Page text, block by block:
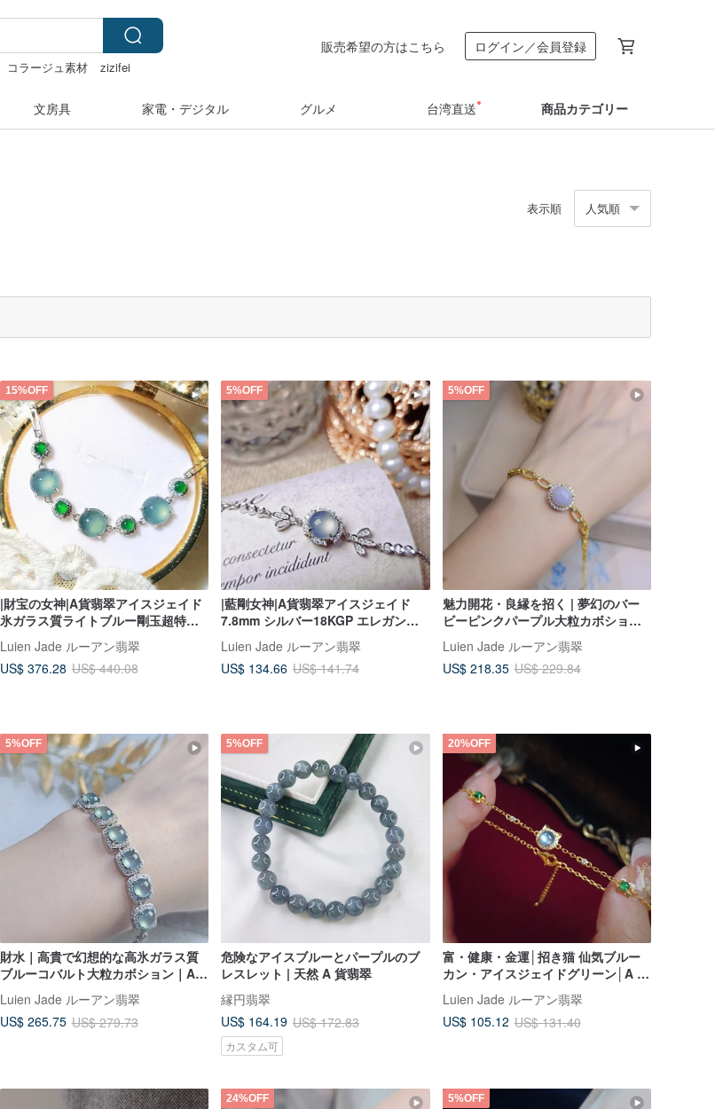
コラージュ素材
zizifei
販売希望の方はこちら ログイン／会員登録
文房具 家電・デジタル グルメ 台湾直送 商品カテゴリー
表示順 人気順
15%OFF
|財宝の女神|A貨翡翠アイスジェイド
氷ガラス質ライトブルー剛玉超特大
カボション9mm 純銀18KGP 小粋な
ラグジュアリーブレスレット
Luien Jade ルーアン翡翠
US$ 376.28 US$ 440.08
5%OFF
|藍剛女神|A貨翡翠アイスジェイド
7.8mm シルバー18KGP エレガント
Luien Jade ルーアン翡翠
US$ 134.66 US$ 141.74
5%OFF
魅力開花・良縁を招く | 夢幻のバー
ビーピンクパープル大粒カボション |
ミャンマー産A貨翡翠 純銀製豪華ブ
レスレット
Luien Jade ルーアン翡翠
US$ 218.35 US$ 229.84
5%OFF
財水｜高貴で幻想的な高氷ガラス質
ブルーコバルト大粒カボション｜A貨
翡翠純銀角砂糖多連ブレスレット
Luien Jade ルーアン翡翠
US$ 265.75 US$ 279.73
5%OFF
危険なアイスブルーとパープルのブ
レスレット | 天然 A 貨翡翠
縁円翡翠
US$ 164.19 US$ 172.83
カスタム可
20%OFF
富・健康・金運│招き猫 仙気ブルー
カン・アイスジェイドグリーン│A 貨
翡翠純銀ブレスレット
Luien Jade ルーアン翡翠
US$ 105.12 US$ 131.40
24%OFF 5%OFF